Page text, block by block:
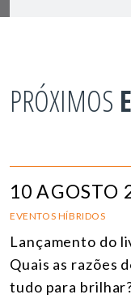
PRÓXIMOS
10 AGOSTO
EVENTOS HÍBRIDOS
Lançamento do
Quais as razões
tudo para